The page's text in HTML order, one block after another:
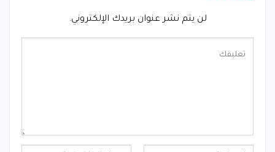
لن يتم نشر عنوان بريدك الإلكتروني.